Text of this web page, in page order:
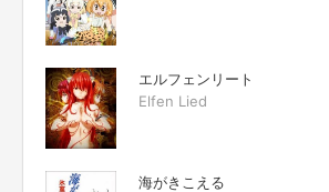
エルフェンリート
Elfen Lied
海がきこえる